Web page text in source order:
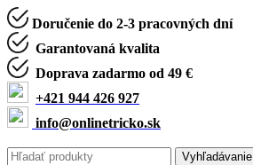
Doručenie do 2-3 pracovných dní
Garantovaná kvalita
Doprava zadarmo od 49 €
+421 944 426 927
info@onlinetricko.sk
Vyhľadávanie